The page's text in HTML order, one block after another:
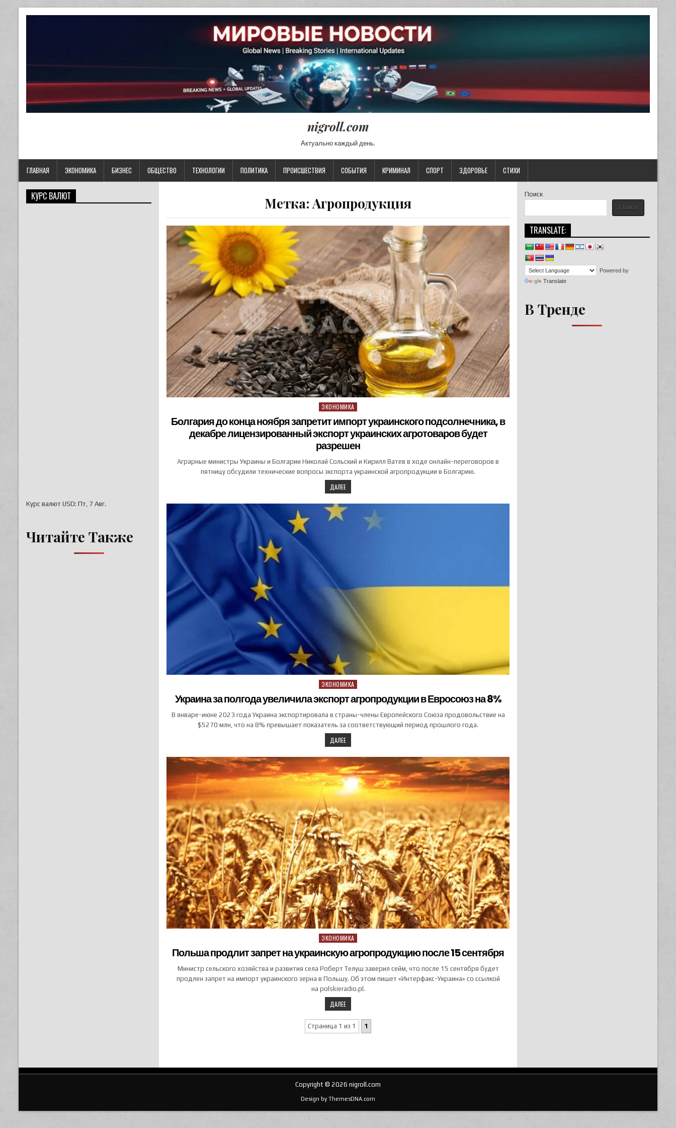
nigroll.com
Актуально каждый день.
ГЛАВНАЯ ЭКОНОМИКА БИЗНЕС ОБЩЕСТВО ТЕХНОЛОГИИ ПОЛИТИКА ПРОИСШЕСТВИЯ СОБЫТИЯ КРИМИНАЛ СПОРТ ЗДОРОВЬЕ СТИХИ
Метка:Агропродукция
Posted in
ЭКОНОМИКА
Болгария до конца ноября запретит импорт украинского подсолнечника, в
декабре лицензированный экспорт украинских агротоваров будет
разрешен
Аграрные министры Украины и Болгарии Николай Сольский и Кирилл Ватев в ходе онлайн-переговоров в
пятницу обсудили технические вопросы экспорта украинской агропродукции в Болгарию.
ДАЛЕЕ
Posted in
ЭКОНОМИКА
Украина за полгода увеличила экспорт агропродукции в Евросоюз на 8%
В январе-июне 2023 года Украина экспортировала в страны-члены Европейского Союза продовольствие на
$5270 млн, что на 8% превышает показатель за соответствующий период прошлого года.
ДАЛЕЕ
Posted in
ЭКОНОМИКА
Польша продлит запрет на украинскую агропродукцию после 15 сентября
Министр сельского хозяйства и развития села Роберт Телуш заверил сейм, что после 15 сентября будет
продлен запрет на импорт украинского зерна в Польшу. Об этом пишет «Интерфакс-Украина» со ссылкой
на polskieradio.pl.
ДАЛЕЕ
Страница 1 из 1 1
Поиск
Поиск
TRANSLATE:
Powered by
Translate
В Тренде
КУРС ВАЛЮТ
Курс валют USD: Пт, 7 Авг.
Читайте Также
Copyright © 2026 nigroll.com
Design by ThemesDNA.com